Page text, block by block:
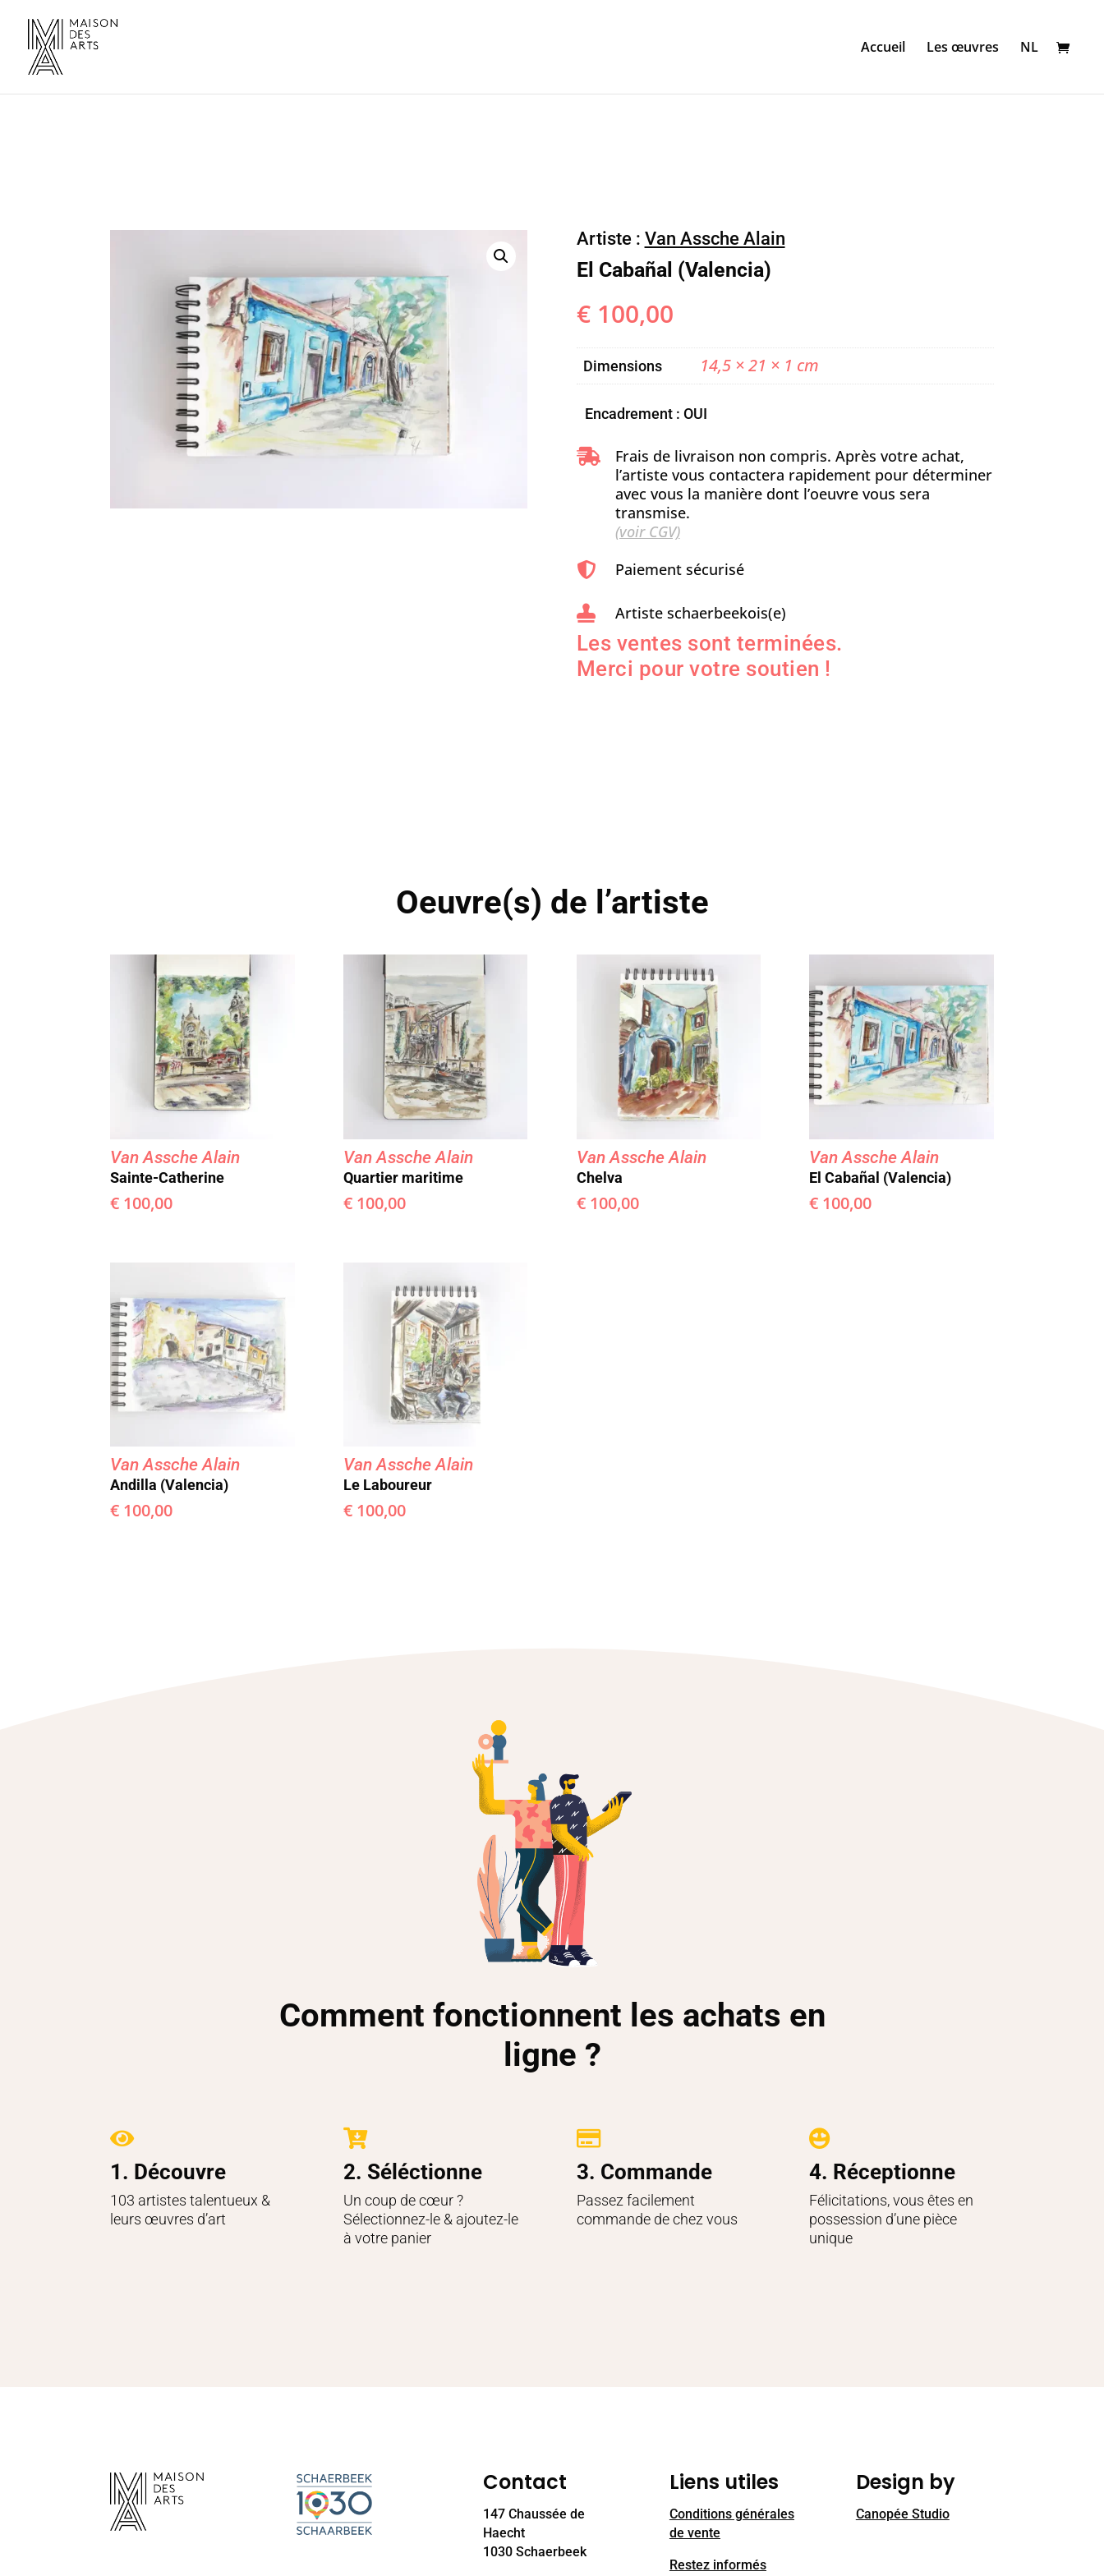
Accueil Les œuvres NL
Artiste : Van Assche Alain
El Cabañal (Valencia)
€100,00
Dimensions 14,5 × 21 × 1 cm
Encadrement : OUI

Frais de livraison non compris. Après votre achat,
l’artiste vous contactera rapidement pour déterminer
avec vous la manière dont l’oeuvre vous sera
transmise.
(voir CGV)
 Paiement sécurisé
 Artiste schaerbeekois(e)
Les ventes sont terminées.
Merci pour votre soutien !
Oeuvre(s) de l’artiste
Van Assche Alain
Sainte-Catherine
€ 100,00
Van Assche Alain
Quartier maritime
€100,00
Van Assche Alain
Chelva
€100,00
Van Assche Alain
El Cabañal (Valencia)
€ 100,00
Van Assche Alain
Andilla (Valencia)
€ 100,00
Van Assche Alain
Le Laboureur
€100,00
Comment fonctionnent les achats en
ligne ?

1. Découvre
103 artistes talentueux &
leurs œuvres d’art

2. Séléctionne
Un coup de cœur ?
Sélectionnez-le & ajoutez-le
à votre panier

3. Commande
Passez facilement
commande de chez vous

4. Réceptionne
Félicitations, vous êtes en
possession d’une pièce
unique
Contact
147 Chaussée de
Haecht
1030 Schaerbeek
Liens utiles
Conditions générales
de vente
Restez informés
Design by
Canopée Studio